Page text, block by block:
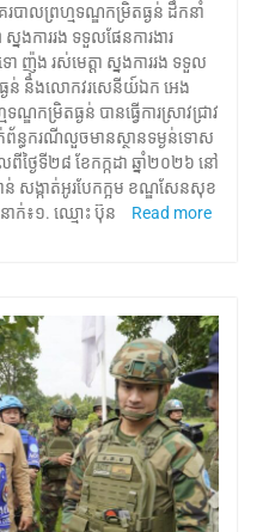
បាលព្រហ្មទណ្ឌកម្រិតធ្ងន់ ដឹកនាំ
ការរង ទទួលផែនការងារ
ញ៉ុង រស់មេត្តា ស្នងការរង ទទួល
ងន់ និងលោកវរសេនីយ៍ឯក អេង
ម្រិតធ្ងន់ បានធ្វើការស្រាវជ្រាវ
ន្ធករណីលួចមានស្ថានទម្ងន់ទោស
ថ្ងៃទី២៨ ខែកក្កដា ឆ្នាំ២០២៦ នៅ
សង្កាត់អូរបែកក្អម ខណ្ឌសែនសុខ
ក់៖១. ឈ្មោះ ប៊ុន
Read more